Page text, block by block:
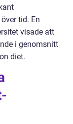
tid. En
visade att
i genomsnitt
diet.